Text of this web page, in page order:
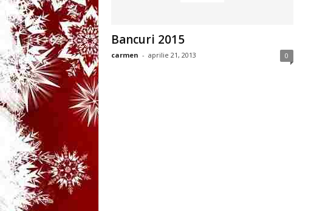
Bancuri 2015
carmen - aprilie 21, 2013 0